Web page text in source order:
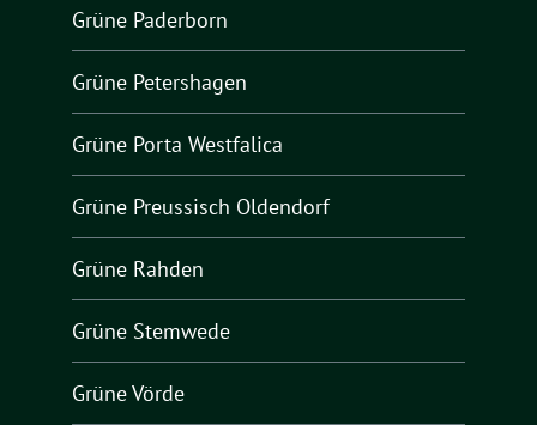
Grüne Paderborn
Grüne Petershagen
Grüne Porta Westfalica
Grüne Preussisch Oldendorf
Grüne Rahden
Grüne Stemwede
Grüne Vörde